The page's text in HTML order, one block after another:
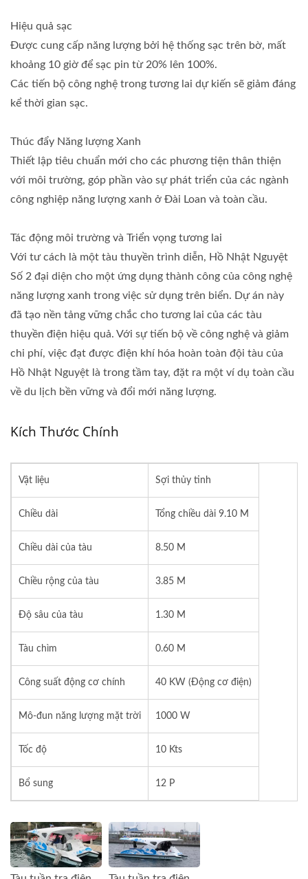
Hiệu quả sạc
Được cung cấp năng lượng bởi hệ thống sạc trên bờ, mất
khoảng 10 giờ để sạc pin từ 20% lên 100%.
Các tiến bộ công nghệ trong tương lai dự kiến sẽ giảm đáng
kể thời gian sạc.
Thúc đẩy Năng lượng Xanh
Thiết lập tiêu chuẩn mới cho các phương tiện thân thiện
với môi trường, góp phần vào sự phát triển của các ngành
công nghiệp năng lượng xanh ở Đài Loan và toàn cầu.
Tác động môi trường và Triển vọng tương lai
Với tư cách là một tàu thuyền trình diễn, Hồ Nhật Nguyệt
Số 2 đại diện cho một ứng dụng thành công của công nghệ
năng lượng xanh trong việc sử dụng trên biển. Dự án này
đã tạo nền tảng vững chắc cho tương lai của các tàu
thuyền điện hiệu quả. Với sự tiến bộ về công nghệ và giảm
chi phí, việc đạt được điện khí hóa hoàn toàn đội tàu của
Hồ Nhật Nguyệt là trong tầm tay, đặt ra một ví dụ toàn cầu
về du lịch bền vững và đổi mới năng lượng.
Kích Thước Chính
Vật liệu Sợi thủy tinh
Chiều dài Tổng chiều dài 9.10 M
Chiều dài của tàu 8.50 M
Chiều rộng của tàu 3.85 M
Độ sâu của tàu 1.30 M
Tàu chìm 0.60 M
Công suất động cơ chính 40 KW (Động cơ điện)
Mô-đun năng lượng mặt trời 1000 W
Tốc độ 10 Kts
Bổ sung 12 P